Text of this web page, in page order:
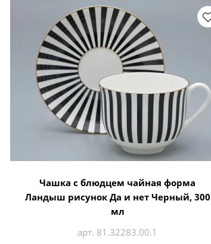
Чашка с блюдцем чайная форма
Ландыш рисунок Да и нет Черный, 300
мл
арт. 81.32283.00.1